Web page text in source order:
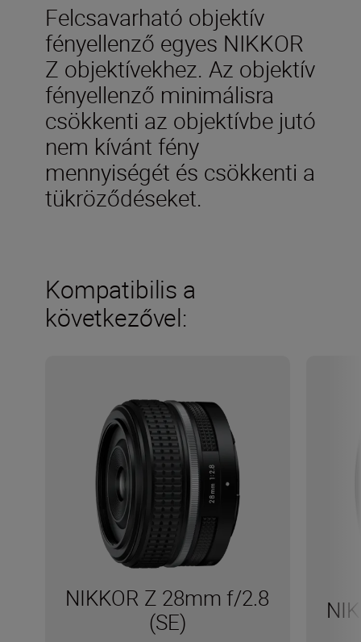
Felcsavarható objektív
fényellenző egyes NIKKOR
Z objektívekhez. Az objektív
fényellenző minimálisra
csökkenti az objektívbe jutó
nem kívánt fény
mennyiségét és csökkenti a
tükröződéseket.
Kompatibilis a
következővel:
NIKKOR Z 28mm f/2.8
(SE)